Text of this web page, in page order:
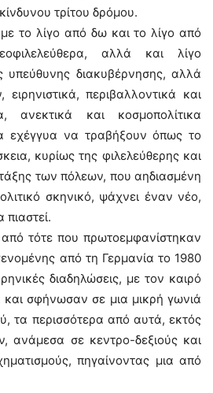
τρίτου δρόμου.
το λίγο από δω και το λίγο από
αλλά και λίγο
υπεύθυνης διακυβέρνησης, αλλά
περιβαλλοντικά και
ανεκτικά και κοσμοπολίτικα
εχέγγυα να τραβήξουν όπως το
κυρίως της φιλελεύθερης και
των πόλεων, που αηδιασμένη
σκηνικό, ψάχνει έναν νέο,
τότε που πρωτοεμφανίστηκαν
από τη Γερμανία το 1980
διαδηλώσεις, με τον καιρό
σφήνωσαν σε μια μικρή γωνιά
τα περισσότερα από αυτά, εκτός
ανάμεσα σε κεντρο-δεξιούς και
πηγαίνοντας μια από